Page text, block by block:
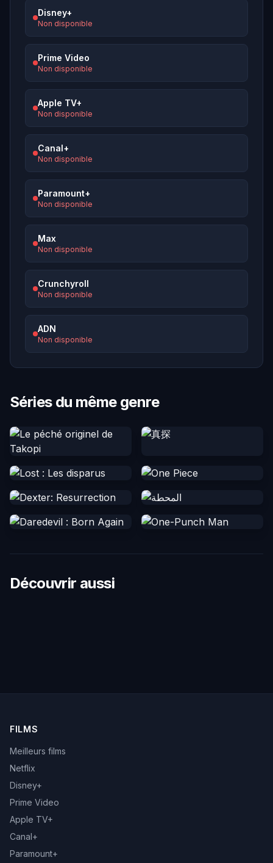
Disney+
Non disponible
Prime Video
Non disponible
Apple TV+
Non disponible
Canal+
Non disponible
Paramount+
Non disponible
Max
Non disponible
Crunchyroll
Non disponible
ADN
Non disponible
Séries du même genre
Découvrir aussi
FILMS
Meilleurs films
Netflix
Disney+
Prime Video
Apple TV+
Canal+
Paramount+